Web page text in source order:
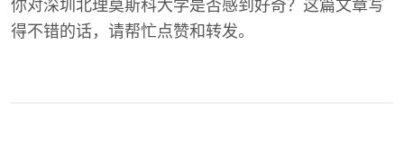
你对深圳北理莫斯科大学是否感到好奇？这篇文章写
得不错的话，请帮忙点赞和转发。